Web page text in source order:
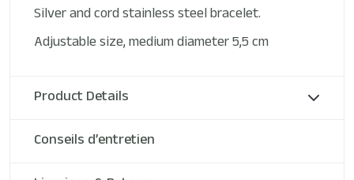
Silver and cord stainless steel bracelet.
Adjustable size, medium diameter 5,5 cm
Product Details
Conseils d’entretien